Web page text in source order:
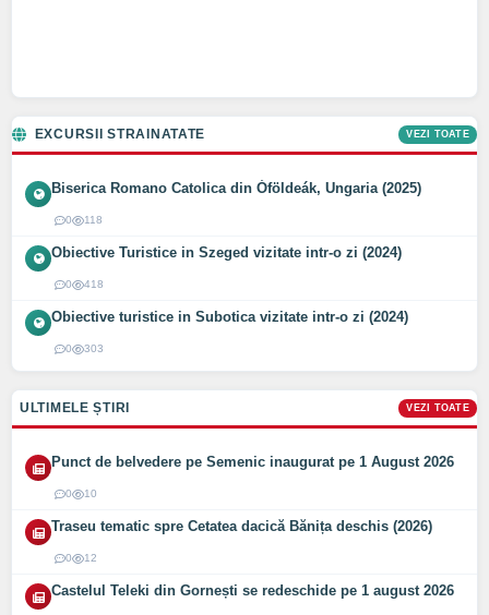
EXCURSII STRAINATATE VEZI TOATE
Biserica Romano Catolica din Óföldeák, Ungaria (2025)
0 118
Obiective Turistice in Szeged vizitate intr-o zi (2024)
0 418
Obiective turistice in Subotica vizitate intr-o zi (2024)
0 303
ULTIMELE ȘTIRI VEZI TOATE
Punct de belvedere pe Semenic inaugurat pe 1 August 2026
0 10
Traseu tematic spre Cetatea dacică Bănița deschis (2026)
0 12
Castelul Teleki din Gornești se redeschide pe 1 august 2026